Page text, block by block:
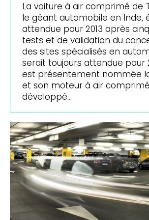
La voiture à air comprimé de
le géant automobile en Inde,
attendue pour 2013 après
tests et de validation du
des sites spécialisés en
serait toujours attendue pour
est présentement nommée
et son moteur à air
développé…